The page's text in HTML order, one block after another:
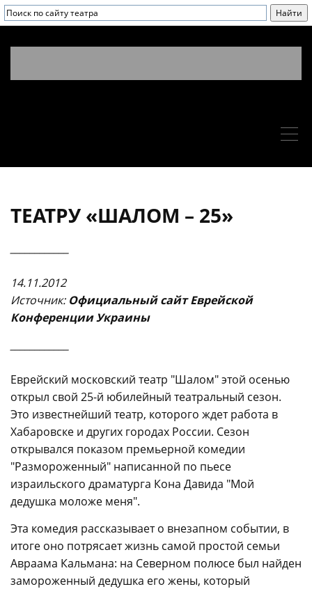
ТЕАТРУ «ШАЛОМ – 25»
14.11.2012
Источник: Официальный сайт Еврейской
Конференции Украины
Еврейский московский театр "Шалом" этой осенью
открыл свой 25-й юбилейный театральный сезон.
Это известнейший театр, которого ждет работа в
Хабаровске и других городах России. Сезон
открывался показом премьерной комедии
"Размороженный" написанной по пьесе
израильского драматурга Кона Давида "Мой
дедушка моложе меня".
Эта комедия рассказывает о внезапном событии, в
итоге оно потрясает жизнь самой простой семьи
Авраама Кальмана: на Cеверном полюсе был найден
замороженный дедушка его жены, который